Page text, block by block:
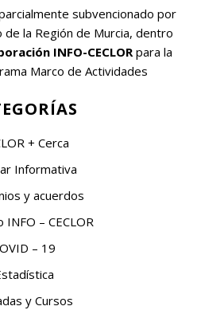
subvencionado por
la Región de Murcia, dentro
INFO-CECLOR para la
Marco de Actividades
+ Cerca
Informativa
y acuerdos
INFO – CECLOR
– 19
y Cursos